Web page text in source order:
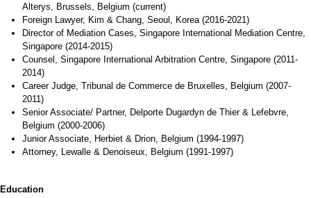
Alterys, Brussels, Belgium (current)
Foreign Lawyer, Kim & Chang, Seoul, Korea (2016-2021)
Director of Mediation Cases, Singapore International Mediation Centre,
Singapore (2014-2015)
Counsel, Singapore International Arbitration Centre, Singapore (2011-
2014)
Career Judge, Tribunal de Commerce de Bruxelles, Belgium (2007-
2011)
Senior Associate/ Partner, Delporte Dugardyn de Thier & Lefebvre,
Belgium (2000-2006)
Junior Associate, Herbiet & Drion, Belgium (1994-1997)
Attorney, Lewalle & Denoiseux, Belgium (1991-1997)
Education